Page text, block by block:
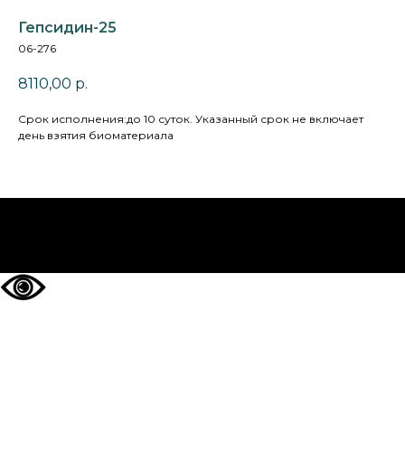
Гепсидин-25
06-276
8110,00 р.
Cрок исполнения:до 10 суток. Указанный срок не включает
день взятия биоматериала